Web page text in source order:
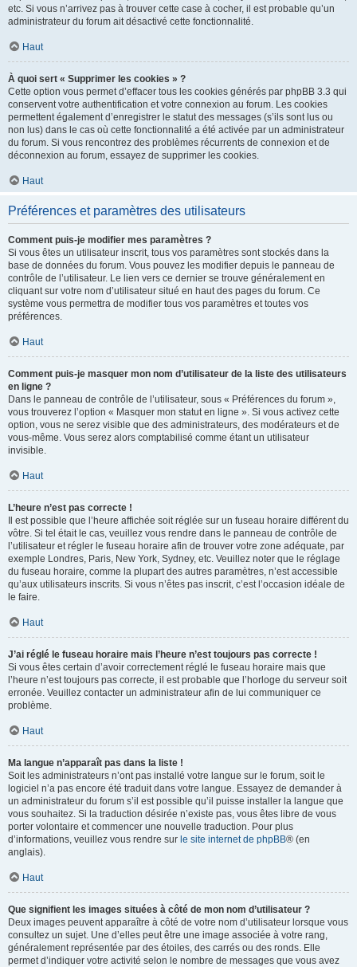
etc. Si vous n’arrivez pas à trouver cette case à cocher, il est probable qu’un
administrateur du forum ait désactivé cette fonctionnalité.
Haut
À quoi sert « Supprimer les cookies » ?
Cette option vous permet d’effacer tous les cookies générés par phpBB 3.3 qui
conservent votre authentification et votre connexion au forum. Les cookies
permettent également d’enregistrer le statut des messages (s’ils sont lus ou
non lus) dans le cas où cette fonctionnalité a été activée par un administrateur
du forum. Si vous rencontrez des problèmes récurrents de connexion et de
déconnexion au forum, essayez de supprimer les cookies.
Haut
Préférences et paramètres des utilisateurs
Comment puis-je modifier mes paramètres ?
Si vous êtes un utilisateur inscrit, tous vos paramètres sont stockés dans la
base de données du forum. Vous pouvez les modifier depuis le panneau de
contrôle de l’utilisateur. Le lien vers ce dernier se trouve généralement en
cliquant sur votre nom d’utilisateur situé en haut des pages du forum. Ce
système vous permettra de modifier tous vos paramètres et toutes vos
préférences.
Haut
Comment puis-je masquer mon nom d’utilisateur de la liste des utilisateurs
en ligne ?
Dans le panneau de contrôle de l’utilisateur, sous « Préférences du forum »,
vous trouverez l’option « Masquer mon statut en ligne ». Si vous activez cette
option, vous ne serez visible que des administrateurs, des modérateurs et de
vous-même. Vous serez alors comptabilisé comme étant un utilisateur
invisible.
Haut
L’heure n’est pas correcte !
Il est possible que l’heure affichée soit réglée sur un fuseau horaire différent du
vôtre. Si tel était le cas, veuillez vous rendre dans le panneau de contrôle de
l’utilisateur et régler le fuseau horaire afin de trouver votre zone adéquate, par
exemple Londres, Paris, New York, Sydney, etc. Veuillez noter que le réglage
du fuseau horaire, comme la plupart des autres paramètres, n’est accessible
qu’aux utilisateurs inscrits. Si vous n’êtes pas inscrit, c’est l’occasion idéale de
le faire.
Haut
J’ai réglé le fuseau horaire mais l’heure n’est toujours pas correcte !
Si vous êtes certain d’avoir correctement réglé le fuseau horaire mais que
l’heure n’est toujours pas correcte, il est probable que l’horloge du serveur soit
erronée. Veuillez contacter un administrateur afin de lui communiquer ce
problème.
Haut
Ma langue n’apparaît pas dans la liste !
Soit les administrateurs n’ont pas installé votre langue sur le forum, soit le
logiciel n’a pas encore été traduit dans votre langue. Essayez de demander à
un administrateur du forum s’il est possible qu’il puisse installer la langue que
vous souhaitez. Si la traduction désirée n’existe pas, vous êtes libre de vous
porter volontaire et commencer une nouvelle traduction. Pour plus
d’informations, veuillez vous rendre sur le site internet de phpBB® (en
anglais).
Haut
Que signifient les images situées à côté de mon nom d’utilisateur ?
Deux images peuvent apparaître à côté de votre nom d’utilisateur lorsque vous
consultez un sujet. Une d’elles peut être une image associée à votre rang,
généralement représentée par des étoiles, des carrés ou des ronds. Elle
permet d’indiquer votre activité selon le nombre de messages que vous avez